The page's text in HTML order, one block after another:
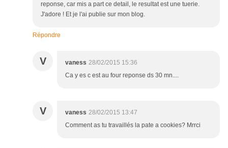
reponse, car mis a part ce detail, le resultat est une tuerie.
J'adore ! Et je l'ai publie sur mon blog.
Répondre
V vaness 28/02/2015 15:36
Ca y es c est au four reponse ds 30 mn....
V vaness 28/02/2015 13:47
Comment as tu travaillés la pate a cookies? Mrrci